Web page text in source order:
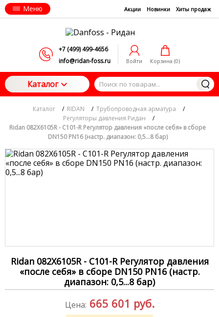
Меню Акции Новинки Хиты продаж
+7 (499) 499-4656
info@ridan-foss.ru
Войти Корзина (0)
Каталог
Каталог / RIDAN / Трубопроводная арматура
/
Регуляторы давления Ридан
/
Ridan 082X6105R - C101-R Регулятор давления «после себя» в сборе
DN150 PN16 (настр. диапазон: 0,5...8 бар)
Ridan 082X6105R - C101-R Регулятор давления
«после себя» в сборе DN150 PN16 (настр.
диапазон: 0,5...8 бар)
Цена: 665 601 руб.